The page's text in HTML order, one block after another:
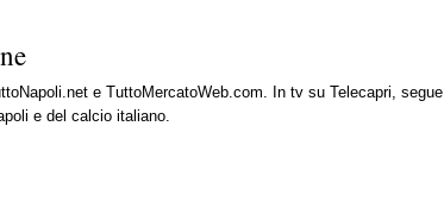
e TuttoMercatoWeb.com. In tv su Telecapri, segue
e del calcio italiano.